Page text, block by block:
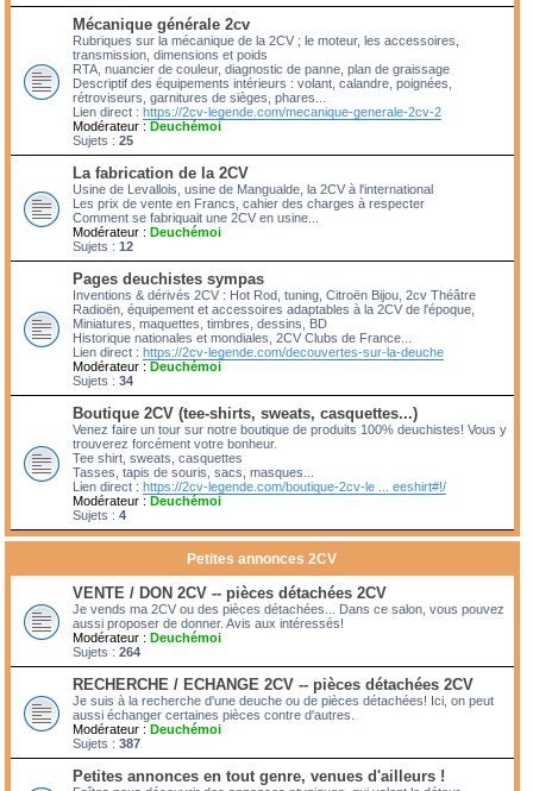
Mécanique générale 2cv
Rubriques sur la mécanique de la 2CV ; le moteur, les accessoires,
transmission, dimensions et poids
RTA, nuancier de couleur, diagnostic de panne, plan de graissage
Descriptif des équipements intérieurs : volant, calandre, poignées,
rétroviseurs, garnitures de sièges, phares...
Lien direct : https://2cv-legende.com/mecanique-generale-2cv-2
Modérateur : Deuchémoi
Sujets : 25
La fabrication de la 2CV
Usine de Levallois, usine de Mangualde, la 2CV à l'international
Les prix de vente en Francs, cahier des charges à respecter
Comment se fabriquait une 2CV en usine...
Modérateur : Deuchémoi
Sujets : 12
Pages deuchistes sympas
Inventions & dérivés 2CV : Hot Rod, tuning, Citroën Bijou, 2cv Théâtre
Radioën, équipement et accessoires adaptables à la 2CV de l'époque,
Miniatures, maquettes, timbres, dessins, BD
Historique nationales et mondiales, 2CV Clubs de France...
Lien direct : https://2cv-legende.com/decouvertes-sur-la-deuche
Modérateur : Deuchémoi
Sujets : 34
Boutique 2CV (tee-shirts, sweats, casquettes...)
Venez faire un tour sur notre boutique de produits 100% deuchistes! Vous y
trouverez forcément votre bonheur.
Tee shirt, sweats, casquettes
Tasses, tapis de souris, sacs, masques...
Lien direct : https://2cv-legende.com/boutique-2cv-le ... eeshirt#!/
Modérateur : Deuchémoi
Sujets : 4
Petites annonces 2CV
VENTE / DON 2CV -- pièces détachées 2CV
Je vends ma 2CV ou des pièces détachées... Dans ce salon, vous pouvez
aussi proposer de donner. Avis aux intéressés!
Modérateur : Deuchémoi
Sujets : 264
RECHERCHE / ECHANGE 2CV -- pièces détachées 2CV
Je suis à la recherche d'une deuche ou de pièces détachées! Ici, on peut
aussi échanger certaines pièces contre d'autres.
Modérateur : Deuchémoi
Sujets : 387
Petites annonces en tout genre, venues d'ailleurs !